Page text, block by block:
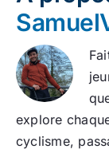
explore
cyclisme,